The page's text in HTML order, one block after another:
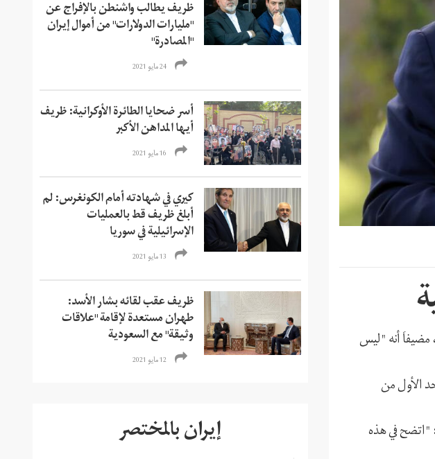
مضيفاَ أنه "ليس
الأول من
الأربعاء 28 يوليو (تموز) الماضي: "اتضح في هذه
ظريف يطالب واشنطن بالإفراج عن
"مليارات الدولارات" من أموال إيران
"المصادرة"
24 مايو 2021
أسر ضحايا الطائرة الأوكرانية: ظريف
أيها المداهن الأكبر
16 مايو 2021
كيري في شهادته أمام الكونغرس: لم
أبلغ ظريف قط بالعمليات
الإسرائيلية في سوريا
13 مايو 2021
ظريف عقب لقائه بشار الأسد:
طهران مستعدة لإقامة "علاقات
وثيقة" مع السعودية
12 مايو 2021
إيران بالمختصر